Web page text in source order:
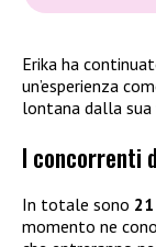
Erika ha
un’esperienza
lontana dalla sua
I concorrenti
In totale sono
momento ne